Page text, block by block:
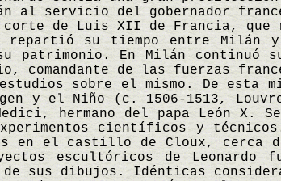
al servicio del gobernador
de Luis XII de Francia,
repartió su tiempo entre Milán
su patrimonio. En Milán
comandante de las fuerzas
sobre el mismo. De esta
y el Niño (c. 1506-1513,
hermano del papa León
experimentos científicos y
en el castillo de Cloux, cerca
escultóricos de
sus dibujos. Idénticas